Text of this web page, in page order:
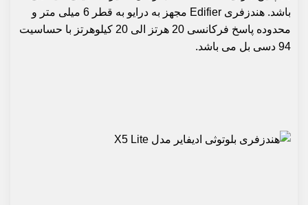
باشد. هندزفری Edifier مجهز به درایو به قطر 6 میلی متر و
محدوده پاسخ فرکانسی 20 هرتز الی 20 کیلوهرتز با حساسیت
94 دسی بل می باشد.